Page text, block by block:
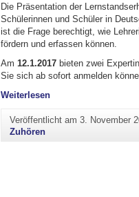
Die Präsentation der
Schülerinnen und Schüler in
ist die Frage berechtigt, wie
fördern und erfassen können.
Am 12.1.2017bieten zwei
Sie sich ab sofort anmelden
Weiterlesen"NEUES
Veröffentlicht am3. November
Zuhören